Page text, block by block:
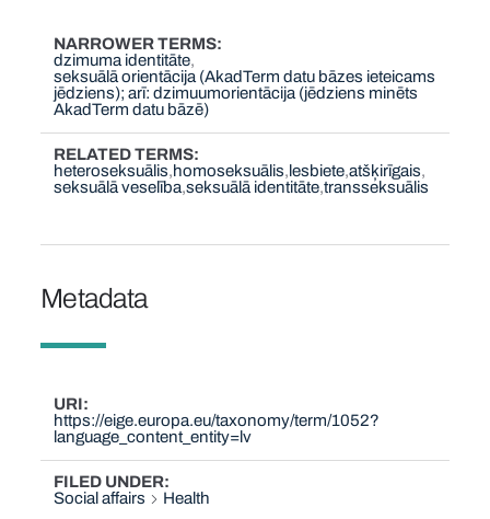
NARROWER TERMS
dzimuma identitāte
seksuālā orientācija (AkadTerm datu bāzes ieteicams
jēdziens); arī: dzimuumorientācija (jēdziens minēts
AkadTerm datu bāzē)
RELATED TERMS
heteroseksuālis homoseksuālis lesbiete atšķirīgais
seksuālā veselība seksuālā identitāte transseksuālis
Metadata
URI
https://eige.europa.eu/taxonomy/term/1052?
language_content_entity=lv
FILED UNDER
Social affairs
Health